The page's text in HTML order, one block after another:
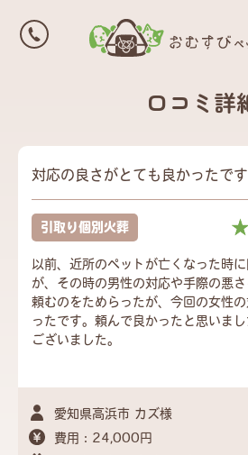
口コミ詳
対応の良さがとても良かったです
引取り個別火葬
以前、近所のペットが亡くなった時
が、その時の男性の対応や手際の悪
頼むのをためらったが、今回の女性
ったです。頼んで良かったと思いま
ございました。
愛知県高浜市 カズ様
費用：24,000円